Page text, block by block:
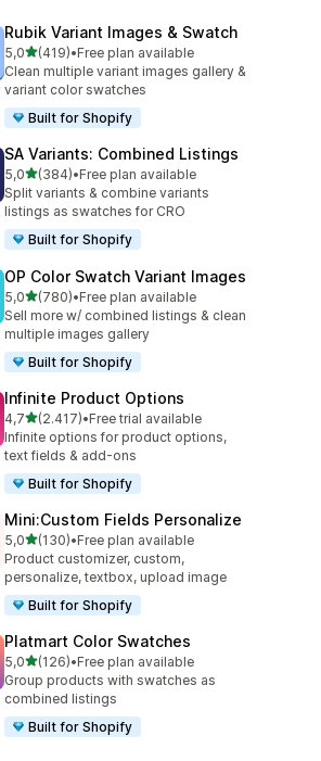
Rubik Variant Images & Swatch
5,0de 5 estrelas
(419)
419 total de avaliações
•Free plan available
Clean multiple variant images gallery &
variant color swatches
Built for Shopify
SA Variants: Combined Listings
5,0de 5 estrelas
(384)
384 total de avaliações
•Free plan available
Split variants & combine variants
listings as swatches for CRO
Built for Shopify
OP Color Swatch Variant Images
5,0de 5 estrelas
(780)
780 total de avaliações
•Free plan available
Sell more w/ combined listings & clean
multiple images gallery
Built for Shopify
Infinite Product Options
4,7de 5 estrelas
(2.417)
2417 total de avaliações
•Free trial available
Infinite options for product options,
text fields & add-ons
Built for Shopify
Mini:Custom Fields Personalize
5,0de 5 estrelas
(130)
130 total de avaliações
•Free plan available
Product customizer, custom,
personalize, textbox, upload image
Built for Shopify
Platmart Color Swatches
5,0de 5 estrelas
(126)
126 total de avaliações
•Free plan available
Group products with swatches as
combined listings
Built for Shopify